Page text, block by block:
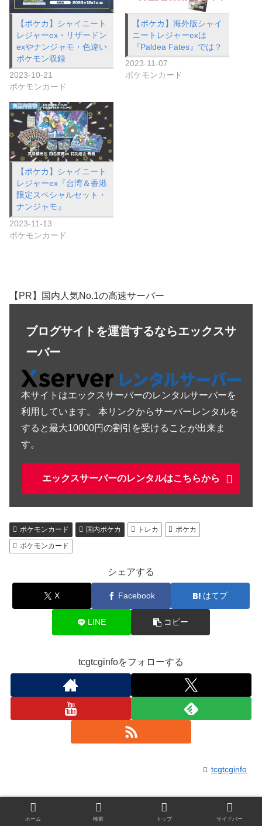
【ポケカ】シャイニート
レジャーex・リザードン
exやナンジャモ・色違い
ポケモン収録
2023-10-21
ポケモンカード
【ポケカ】海外版シャイ
ニートレジャーexは
『Paldea Fates』では？
2023-11-07
ポケモンカード
【ポケカ】シャイニート
レジャーex『台湾＆香港
限定スペシャルセット・
ナンジャモ』
2023-11-13
ポケモンカード
【PR】国内人気No.1の高速サーバー
ブログサイトを運営するならエックスサ
ーバー
本サイトはエックスサーバーのレンタルサーバーを
利用しています。 本リンクからサーバーレンタルを
すると最大10000円の割引を受けることが出来ま
す。
エックスサーバーのレンタルはこちらから
ポケモンカード 国内ポケカ トレカ
ポケカ
ポケモンカード
シェアする
X Facebook はてブ
LINE コピー
tcgtcginfoをフォローする
tcgtcginfo
関連記事
ホーム 検索 トップ サイドバー